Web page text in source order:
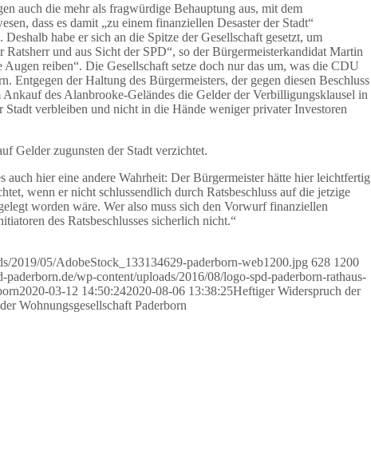
auch die mehr als fragwürdige Behauptung aus, mit dem
dass es damit „zu einem finanziellen Desaster der Stadt“
habe er sich an die Spitze der Gesellschaft gesetzt, um
und aus Sicht der SPD“, so der Bürgermeisterkandidat Martin
reiben“. Die Gesellschaft setze doch nur das um, was die CDU
Entgegen der Haltung des Bürgermeisters, der gegen diesen Beschluss
Ankauf des Alanbrooke-Geländes die Gelder der Verbilligungsklausel in
verbleiben und nicht in die Hände weniger privater Investoren
Gelder zugunsten der Stadt verzichtet.
auch hier eine andere Wahrheit: Der Bürgermeister hätte hier leichtfertig
wenn er nicht schlussendlich durch Ratsbeschluss auf die jetzige
worden wäre. Wer also muss sich den Vorwurf finanziellen
des Ratsbeschlusses sicherlich nicht.“
2019/05/AdobeStock_133134629-paderborn-web1200.jpg 628 1200
paderborn.de/wp-content/uploads/2016/08/logo-spd-paderborn-rathaus-
2020-03-12 14:50:242020-08-06 13:38:25Heftiger Widerspruch der
Wohnungsgesellschaft Paderborn